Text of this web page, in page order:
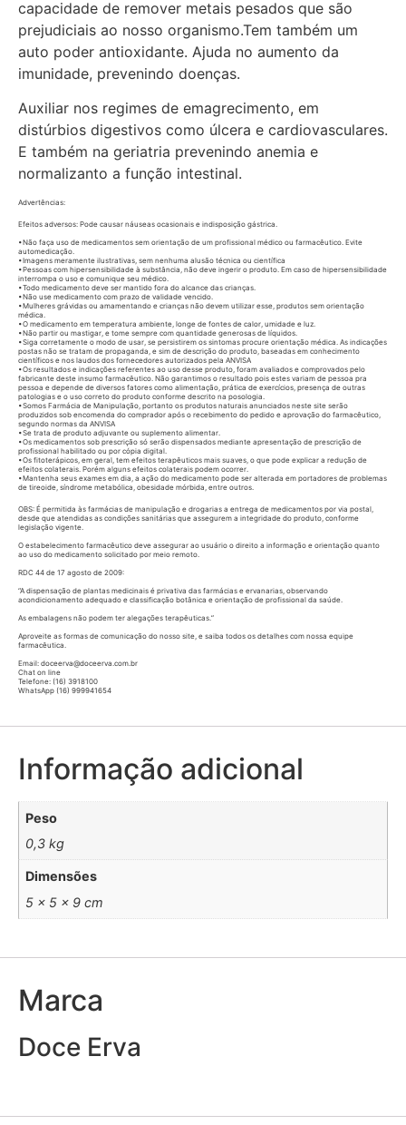
capacidade de remover metais pesados que são
prejudiciais ao nosso organismo.Tem também um
auto poder antioxidante. Ajuda no aumento da
imunidade, prevenindo doenças.
Auxiliar nos regimes de emagrecimento, em
distúrbios digestivos como úlcera e cardiovasculares.
E também na geriatria prevenindo anemia e
normalizanto a função intestinal.
Advertências:
Efeitos adversos: Pode causar náuseas ocasionais e indisposição gástrica.
•Não faça uso de medicamentos sem orientação de um profissional médico ou farmacêutico. Evite
automedicação.
•Imagens meramente ilustrativas, sem nenhuma alusão técnica ou científica
•Pessoas com hipersensibilidade à substância, não deve ingerir o produto. Em caso de hipersensibilidade
interrompa o uso e comunique seu médico.
•Todo medicamento deve ser mantido fora do alcance das crianças.
•Não use medicamento com prazo de validade vencido.
•Mulheres grávidas ou amamentando e crianças não devem utilizar esse, produtos sem orientação
médica.
•O medicamento em temperatura ambiente, longe de fontes de calor, umidade e luz.
•Não partir ou mastigar, e tome sempre com quantidade generosas de líquidos.
•Siga corretamente o modo de usar, se persistirem os sintomas procure orientação médica. As indicações
postas não se tratam de propaganda, e sim de descrição do produto, baseadas em conhecimento
científicos e nos laudos dos fornecedores autorizados pela ANVISA
•Os resultados e indicações referentes ao uso desse produto, foram avaliados e comprovados pelo
fabricante deste insumo farmacêutico. Não garantimos o resultado pois estes variam de pessoa pra
pessoa e depende de diversos fatores como alimentação, prática de exercícios, presença de outras
patologias e o uso correto do produto conforme descrito na posologia.
•Somos Farmácia de Manipulação, portanto os produtos naturais anunciados neste site serão
produzidos sob encomenda do comprador após o recebimento do pedido e aprovação do farmacêutico,
segundo normas da ANVISA
•Se trata de produto adjuvante ou suplemento alimentar.
•Os medicamentos sob prescrição só serão dispensados mediante apresentação de prescrição de
profissional habilitado ou por cópia digital.
•Os fitoterápicos, em geral, tem efeitos terapêuticos mais suaves, o que pode explicar a redução de
efeitos colaterais. Porém alguns efeitos colaterais podem ocorrer.
•Mantenha seus exames em dia, a ação do medicamento pode ser alterada em portadores de problemas
de tireoide, síndrome metabólica, obesidade mórbida, entre outros.
OBS: É permitida às farmácias de manipulação e drogarias a entrega de medicamentos por via postal,
desde que atendidas as condições sanitárias que assegurem a integridade do produto, conforme
legislação vigente.
O estabelecimento farmacêutico deve assegurar ao usuário o direito a informação e orientação quanto
ao uso do medicamento solicitado por meio remoto.
RDC 44 de 17 agosto de 2009:
“A dispensação de plantas medicinais é privativa das farmácias e ervanarias, observando
acondicionamento adequado e classificação botânica e orientação de profissional da saúde.
As embalagens não podem ter alegações terapêuticas.”
Aproveite as formas de comunicação do nosso site, e saiba todos os detalhes com nossa equipe
farmacêutica.
Email: doceerva@doceerva.com.br
Chat on line
Telefone: (16) 3918100
WhatsApp (16) 999941654
Informação adicional
Peso
0,3 kg
Dimensões
5 × 5 × 9 cm
Marca
Doce Erva